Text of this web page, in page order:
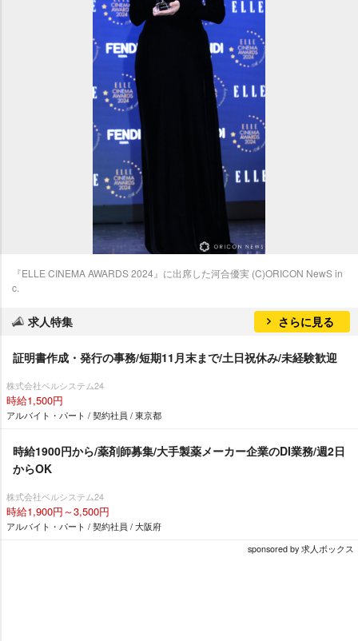
『ELLE CINEMA AWARDS 2024』に出席した河合優実 (C)ORICON NewS in
c.
求人特集 さらに見る
証明書作成・発行の事務/短期11月末まで/土日祝休み/未経験歓迎
株式会社ベルシステム24
時給1,500円
アルバイト・パート / 契約社員 / 東京都
時給1900円から/薬剤師募集/大手製薬メーカー企業のDI業務/週2日
からOK
株式会社ベルシステム24
時給1,900円～3,500円
アルバイト・パート / 契約社員 / 大阪府
sponsored by 求人ボックス